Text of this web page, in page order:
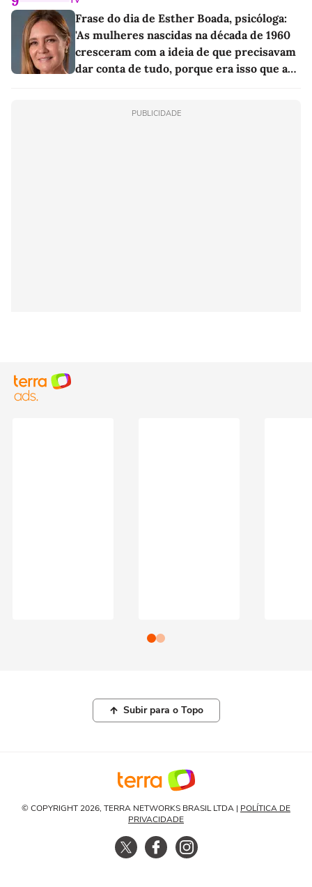
Frase do dia de Esther Boada, psicóloga:
'As mulheres nascidas na década de 1960
cresceram com a ideia de que precisavam
dar conta de tudo, porque era isso que a
PUBLICIDADE
Subir para o Topo
© COPYRIGHT 2026, TERRA NETWORKS BRASIL LTDA | POLÍTICA DE
PRIVACIDADE